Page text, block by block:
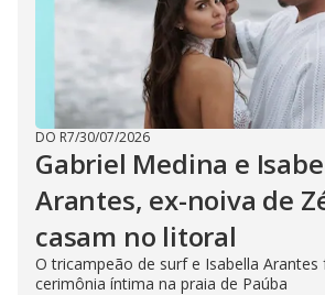
DO R7/30/07/2026
Gabriel Medina e
Arantes, ex-noiva de
casam no litoral
O tricampeão de surf e Isabella Arantes
cerimônia íntima na praia de Paúba